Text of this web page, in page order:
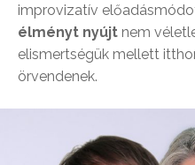
improvizatív
élményt nyújt nem
elismertségük mellett
örvendenek.